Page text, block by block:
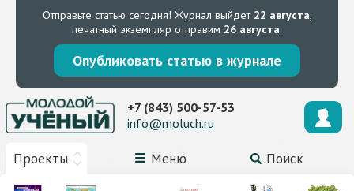
Отправьте статью сегодня! Журнал выйдет 22 августа,
печатный экземпляр отправим 26 августа.
Опубликовать статью в журнале
Проекты Меню Поиск
+7 (843) 500-57-53
info@moluch.ru